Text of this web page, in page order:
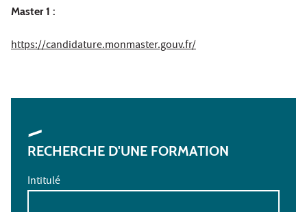
Master 1 :
https://candidature.monmaster.gouv.fr/
RECHERCHE D'UNE FORMATION
Intitulé